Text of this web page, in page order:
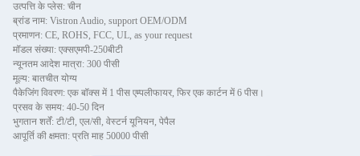
उत्पत्ति के प्लेस: चीन
ब्रांड नाम: Vistron Audio, support OEM/ODM
प्रमाणन: CE, ROHS, FCC, UL, as your request
मॉडल संख्या: एक्सएमपी-250बीटी
न्यूनतम आदेश मात्रा: 300 पीसी
मूल्य: बातचीत योग्य
पैकेजिंग विवरण: एक बॉक्स में 1 पीस एम्पलीफायर, फिर एक कार्टन में 6 पीस।
प्रसव के समय: 40-50 दिन
भुगतान शर्तें: टी/टी, एल/सी, वेस्टर्न यूनियन, पेपैल
आपूर्ति की क्षमता: प्रति माह 50000 पीसी